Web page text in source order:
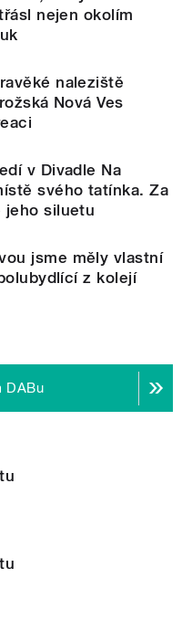
nejen okolím
naleziště
Nová Ves
v Divadle Na
svého tatínka. Za
jeho siluetu
jsme měly vlastní
z kolejí
DABu